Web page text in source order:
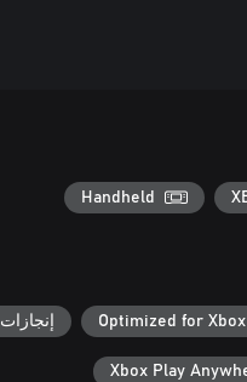
Handheld
Optimized for إنجازات Xbox
Xbox Play